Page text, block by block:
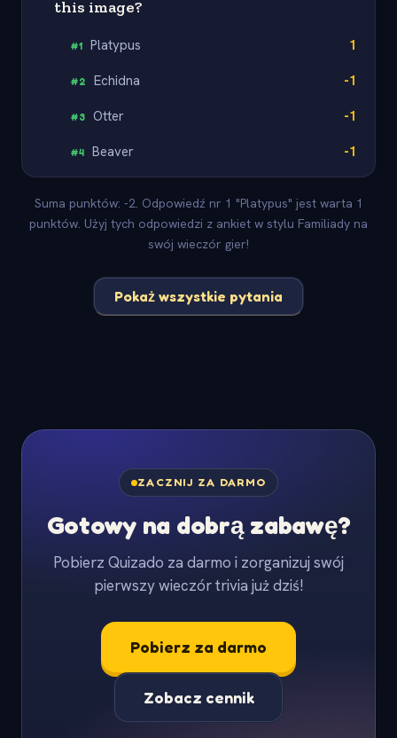
this image?
#1 Platypus 1
#2 Echidna -1
#3 Otter -1
#4 Beaver -1
Suma punktów: -2. Odpowiedź nr 1 "Platypus" jest warta 1
punktów. Użyj tych odpowiedzi z ankiet w stylu Familiady na
swój wieczór gier!
Pokaż wszystkie pytania
ZACZNIJ ZA DARMO
Gotowy na dobrą zabawę?
Pobierz Quizado za darmo i zorganizuj swój
pierwszy wieczór trivia już dziś!
Pobierz za darmo
Zobacz cennik